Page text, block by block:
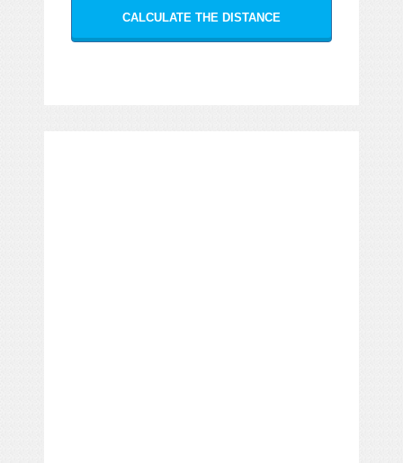
CALCULATE THE DISTANCE